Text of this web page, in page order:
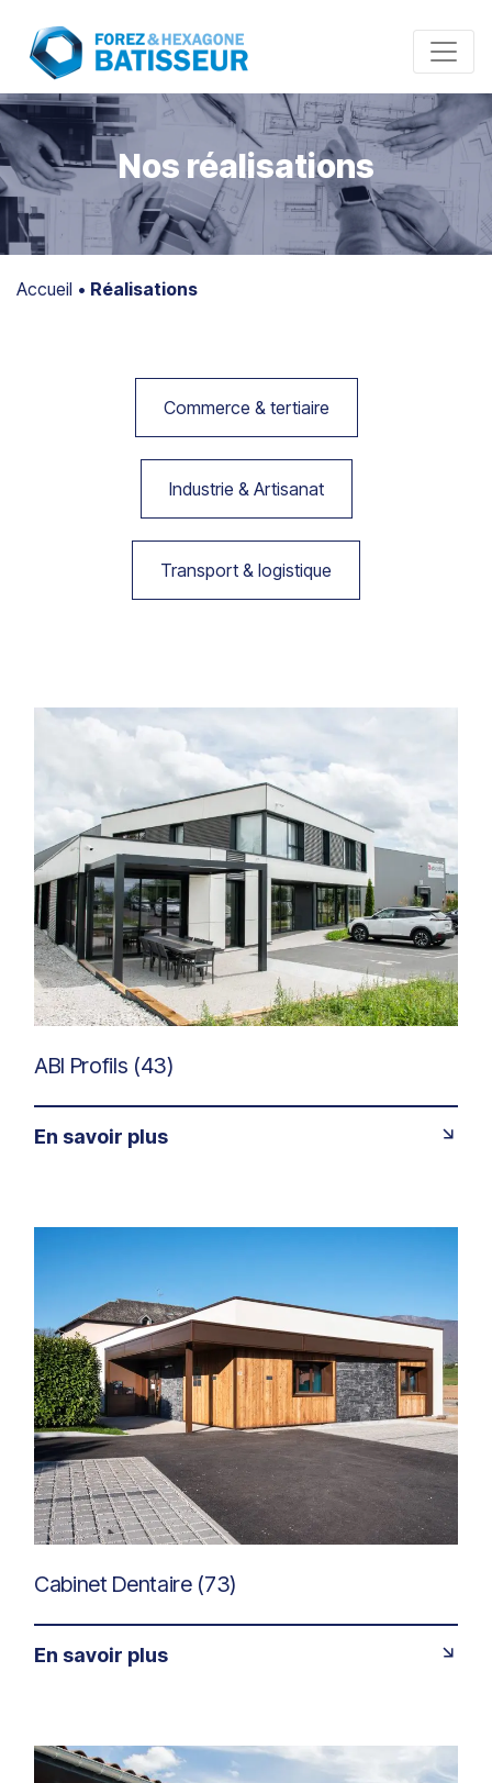
Nos réalisations
Accueil • Réalisations
Commerce & tertiaire
Industrie & Artisanat
Transport & logistique
ABI Profils (43)
En savoir plus
Cabinet Dentaire (73)
En savoir plus